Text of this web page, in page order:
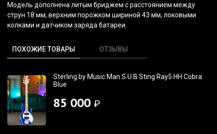
Модель дополнена литым бриджем с расстоянием между
струн 18 мм, верхним порожком шириной 43 мм, локовыми
колками и датчиком заряда батареи.
ПОХОЖИЕ ТОВАРЫ ОТЗЫВЫ
Sterling by Music Man S.U.B Sting Ray5 HH Cobra
Blue
85 000 ₽